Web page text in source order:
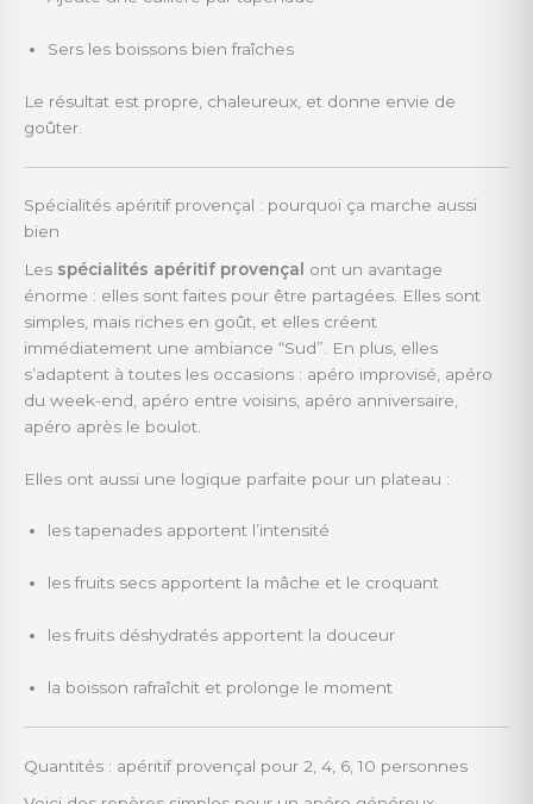
Sers les boissons bien fraîches
Le résultat est propre, chaleureux, et donne envie de
goûter.
Spécialités apéritif provençal : pourquoi ça marche aussi
bien
Les spécialités apéritif provençal
ont un avantage
énorme : elles sont faites pour être partagées. Elles sont
simples, mais riches en goût, et elles créent
immédiatement une ambiance “Sud”. En plus, elles
s’adaptent à toutes les occasions : apéro improvisé, apéro
du week-end, apéro entre voisins, apéro anniversaire,
apéro après le boulot.
Elles ont aussi une logique parfaite pour un plateau :
les tapenades apportent l’intensité
les fruits secs apportent la mâche et le croquant
les fruits déshydratés apportent la douceur
la boisson rafraîchit et prolonge le moment
Quantités : apéritif provençal pour 2, 4, 6, 10 personnes